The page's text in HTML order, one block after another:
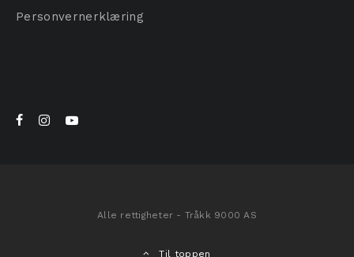
Personvernerklæring
Alle rettigheter - Tråkk 9000 AS
Til toppen